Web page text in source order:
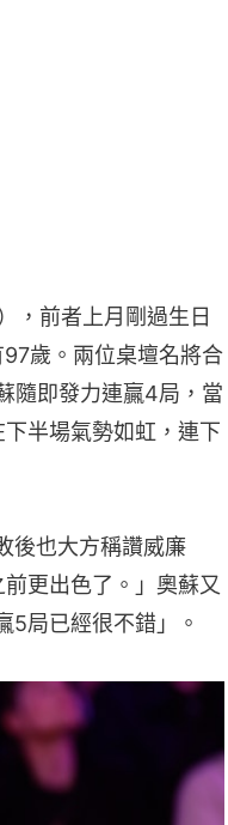
，前者上月剛過生日
歲。兩位桌壇名將合
隨即發力連贏4局，當
半場氣勢如虹，連下
後也大方稱讚威廉
更出色了。」奧蘇又
5局已經很不錯」。